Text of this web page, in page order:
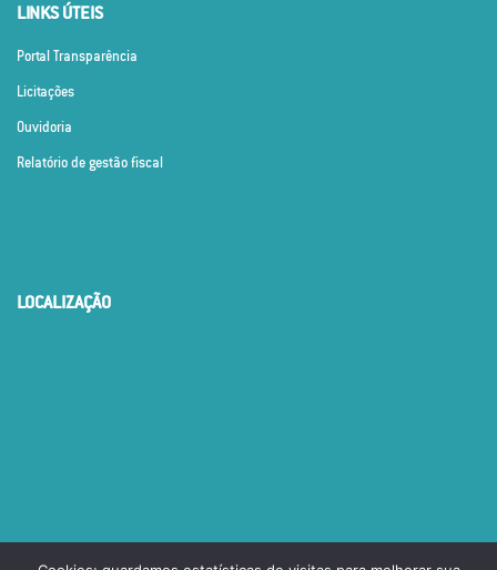
LINKS ÚTEIS
Portal Transparência
Licitações
Ouvidoria
Relatório de gestão fiscal
LOCALIZAÇÃO